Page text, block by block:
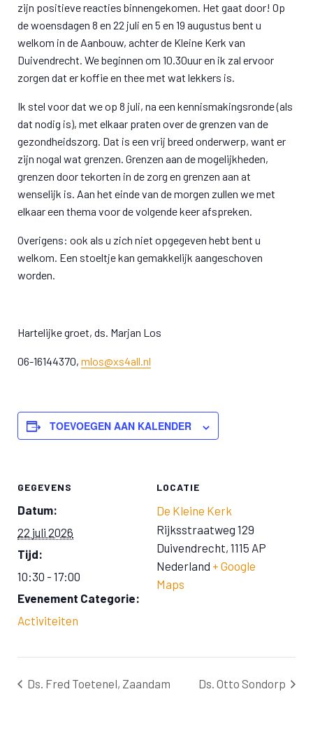
zijn positieve reacties binnengekomen. Het gaat door! Op
de woensdagen 8 en 22 juli en 5 en 19 augustus bent u
welkom in de Aanbouw, achter de Kleine Kerk van
Duivendrecht. We beginnen om 10.30uur en ik zal ervoor
zorgen dat er koffie en thee met wat lekkers is.
Ik stel voor dat we op 8 juli, na een kennismakingsronde (als
dat nodig is), met elkaar praten over de grenzen van de
gezondheidszorg. Dat is een vrij breed onderwerp, want er
zijn nogal wat grenzen. Grenzen aan de mogelijkheden,
grenzen door tekorten in de zorg en grenzen aan at
wenselijk is. Aan het einde van de morgen zullen we met
elkaar een thema voor de volgende keer afspreken.
Overigens: ook als u zich niet opgegeven hebt bent u
welkom. Een stoeltje kan gemakkelijk aangeschoven
worden.
Hartelijke groet, ds. Marjan Los
06-16144370, mlos@xs4all.nl
TOEVOEGEN AAN KALENDER
GEGEVENS
Datum:
22 juli 2026
Tijd:
10:30 - 17:00
Evenement Categorie:
Activiteiten
LOCATIE
De Kleine Kerk
Rijksstraatweg 129
Duivendrecht, 1115 AP
Nederland + Google
Maps
Ds. Fred Toetenel, Zaandam Ds. Otto Sondorp